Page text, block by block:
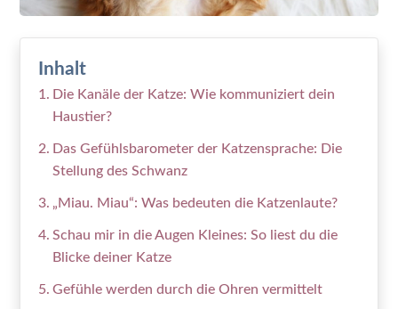
Inhalt
Die Kanäle der Katze: Wie kommuniziert dein
Haustier?
Das Gefühlsbarometer der Katzensprache: Die
Stellung des Schwanz
„Miau. Miau“: Was bedeuten die Katzenlaute?
Schau mir in die Augen Kleines: So liest du die
Blicke deiner Katze
Gefühle werden durch die Ohren vermittelt